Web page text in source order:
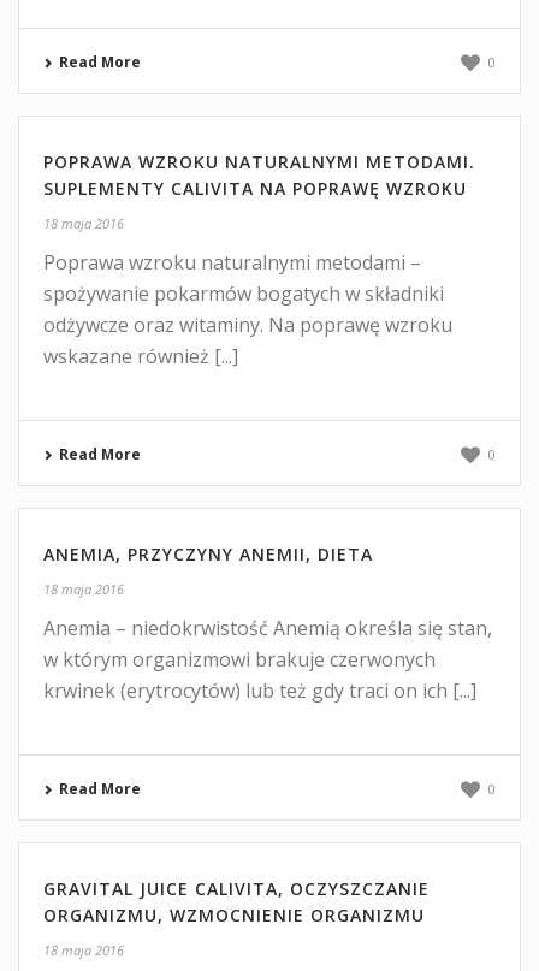
Read More 0
POPRAWA WZROKU NATURALNYMI METODAMI.
SUPLEMENTY CALIVITA NA POPRAWĘ WZROKU
18 maja 2016
Poprawa wzroku naturalnymi metodami –
spożywanie pokarmów bogatych w składniki
odżywcze oraz witaminy. Na poprawę wzroku
wskazane również [...]
Read More 0
ANEMIA, PRZYCZYNY ANEMII, DIETA
18 maja 2016
Anemia – niedokrwistość Anemią określa się stan,
w którym organizmowi brakuje czerwonych
krwinek (erytrocytów) lub też gdy traci on ich [...]
Read More 0
GRAVITAL JUICE CALIVITA, OCZYSZCZANIE
ORGANIZMU, WZMOCNIENIE ORGANIZMU
18 maja 2016